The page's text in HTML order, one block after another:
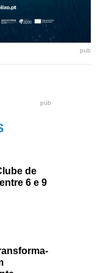
pub
pub
de
6 e 9